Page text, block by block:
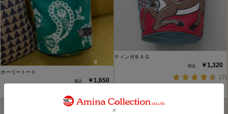
ホーリートート
￥1,650
ティンガＢＡＧ
￥1,320
(7)